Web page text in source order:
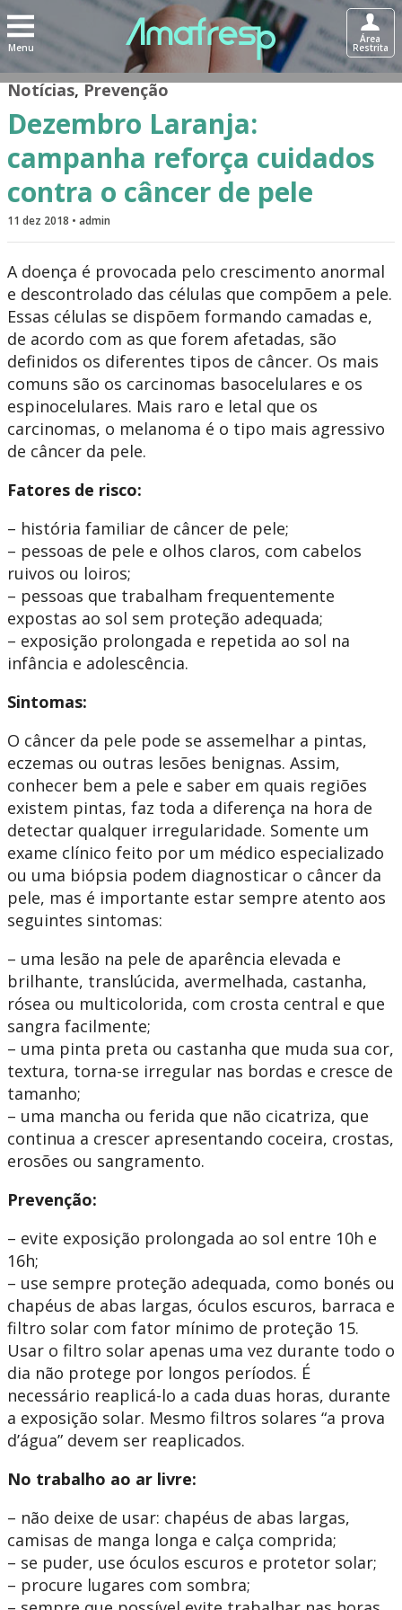
Menu
Área
Restrita
Notícias,Prevenção
Dezembro Laranja:
campanha reforça cuidados
contra o câncer de pele
11 dez 2018 • admin
A doença é provocada pelo crescimento anormal
e descontrolado das células que compõem a pele.
Essas células se dispõem formando camadas e,
de acordo com as que forem afetadas, são
definidos os diferentes tipos de câncer. Os mais
comuns são os carcinomas basocelulares e os
espinocelulares. Mais raro e letal que os
carcinomas, o melanoma é o tipo mais agressivo
de câncer da pele.
Fatores de risco:
– história familiar de câncer de pele;
– pessoas de pele e olhos claros, com cabelos
ruivos ou loiros;
– pessoas que trabalham frequentemente
expostas ao sol sem proteção adequada;
– exposição prolongada e repetida ao sol na
infância e adolescência.
Sintomas:
O câncer da pele pode se assemelhar a pintas,
eczemas ou outras lesões benignas. Assim,
conhecer bem a pele e saber em quais regiões
existem pintas, faz toda a diferença na hora de
detectar qualquer irregularidade. Somente um
exame clínico feito por um médico especializado
ou uma biópsia podem diagnosticar o câncer da
pele, mas é importante estar sempre atento aos
seguintes sintomas:
– uma lesão na pele de aparência elevada e
brilhante, translúcida, avermelhada, castanha,
rósea ou multicolorida, com crosta central e que
sangra facilmente;
– uma pinta preta ou castanha que muda sua cor,
textura, torna-se irregular nas bordas e cresce de
tamanho;
– uma mancha ou ferida que não cicatriza, que
continua a crescer apresentando coceira, crostas,
erosões ou sangramento.
Prevenção:
– evite exposição prolongada ao sol entre 10h e
16h;
– use sempre proteção adequada, como bonés ou
chapéus de abas largas, óculos escuros, barraca e
filtro solar com fator mínimo de proteção 15.
Usar o filtro solar apenas uma vez durante todo o
dia não protege por longos períodos. É
necessário reaplicá-lo a cada duas horas, durante
a exposição solar. Mesmo filtros solares “a prova
d’água” devem ser reaplicados.
No trabalho ao ar livre:
– não deixe de usar: chapéus de abas largas,
camisas de manga longa e calça comprida;
– se puder, use óculos escuros e protetor solar;
– procure lugares com sombra;